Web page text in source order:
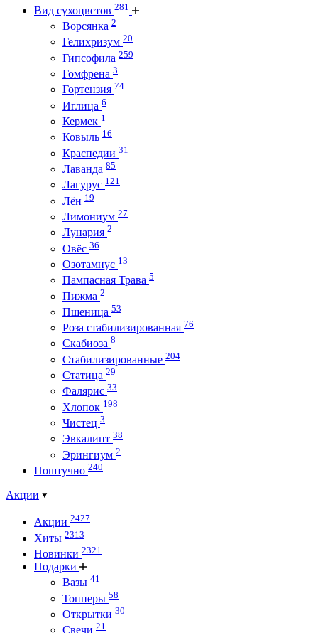
Вид сухоцветов 281
Ворсянка 2
Гелихризум 20
Гипсофила 259
Гомфрена 3
Гортензия 74
Иглица 6
Кермек 1
Ковыль 16
Краспедии 31
Лаванда 85
Лагурус 121
Лён 19
Лимониум 27
Лунария 2
Овёс 36
Озотамнус 13
Пампасная Трава 5
Пижма 2
Пшеница 53
Роза стабилизированная 76
Скабиоза 8
Стабилизированные 204
Статица 29
Фалярис 33
Хлопок 198
Чистец 3
Эвкалипт 38
Эрингиум 2
Поштучно 240
Акции
Акции 2427
Хиты 2313
Новинки 2321
Подарки
Вазы 41
Топперы 58
Открытки 30
Свечи 21